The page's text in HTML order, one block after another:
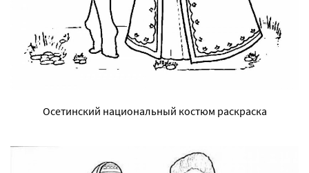
Осетинский национальный костюм раскраска